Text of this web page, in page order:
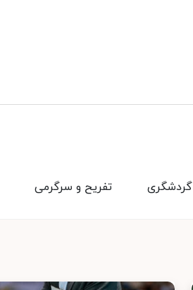
تفریح و سرگرمی گردشگری